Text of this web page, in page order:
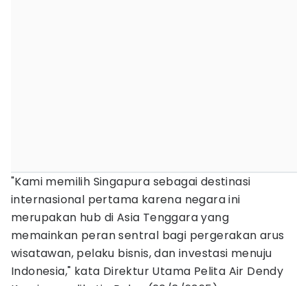
"Kami memilih Singapura sebagai destinasi
internasional pertama karena negara ini
merupakan hub di Asia Tenggara yang
memainkan peran sentral bagi pergerakan arus
wisatawan, pelaku bisnis, dan investasi menuju
Indonesia," kata Direktur Utama Pelita Air Dendy